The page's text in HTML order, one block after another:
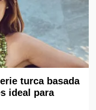
turca basada
ideal para